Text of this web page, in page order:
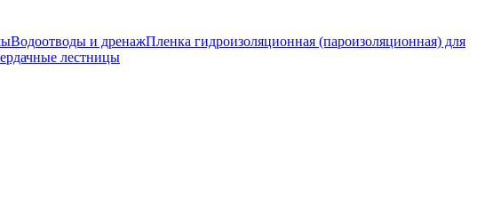
Водоотводы и дренажПленка гидроизоляционная (пароизоляционная) для
лестницы